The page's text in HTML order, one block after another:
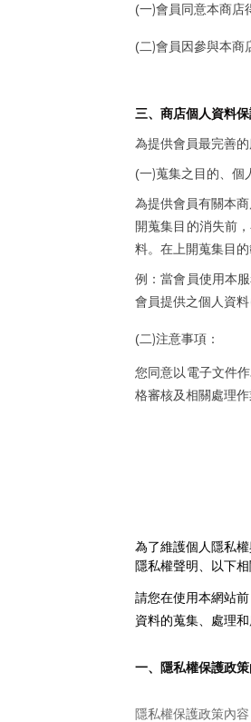
(一)會員同意本商店
(二)會員因參與本商
三、商店個人資料
為提供會員最完善
(一)蒐集之目的、個
為提供會員有關本
開蒐集目的消失前
料。在上開蒐集目
例：當會員使用本
會員提供之個人資料
(二)注意事項：
您同意以電子文件
格審核及相關處理
為了維護個人隱私
隱私權聲明、以下
請您在使用本網站
資料的蒐集、處理和
一、隱私權保護政
隱私權保護政策內